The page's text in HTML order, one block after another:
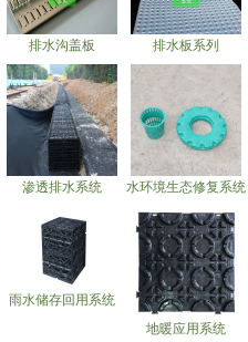
排水沟盖板 排水板系列
渗透排水系统 水环境生态修复系统
雨水储存回用系统
地暖应用系统